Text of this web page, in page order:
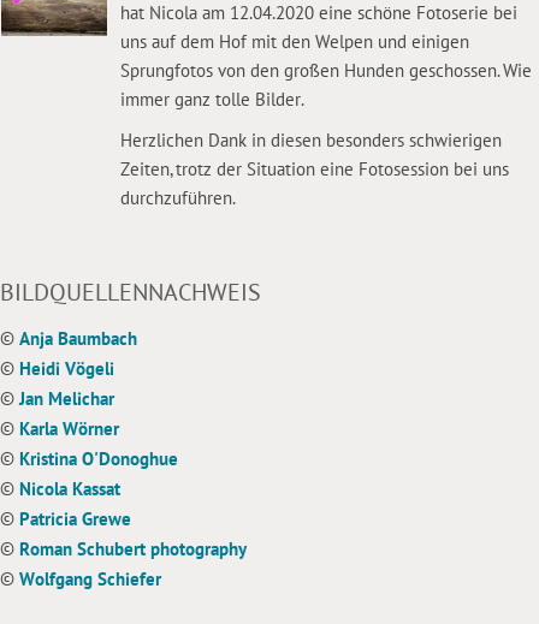
hat Nicola am 12.04.2020 eine schöne Fotoserie bei
uns auf dem Hof mit den Welpen und einigen
Sprungfotos von den großen Hunden geschossen. Wie
immer ganz tolle Bilder.
Herzlichen Dank in diesen besonders schwierigen
Zeiten, trotz der Situation eine Fotosession bei uns
durchzuführen.
BILDQUELLENNACHWEIS
© Anja Baumbach
© Heidi Vögeli
©Jan Melichar
© Karla Wörner
© Kristina O'Donoghue
© Nicola Kassat
© Patricia Grewe
© Roman Schubert photography
© Wolfgang Schiefer